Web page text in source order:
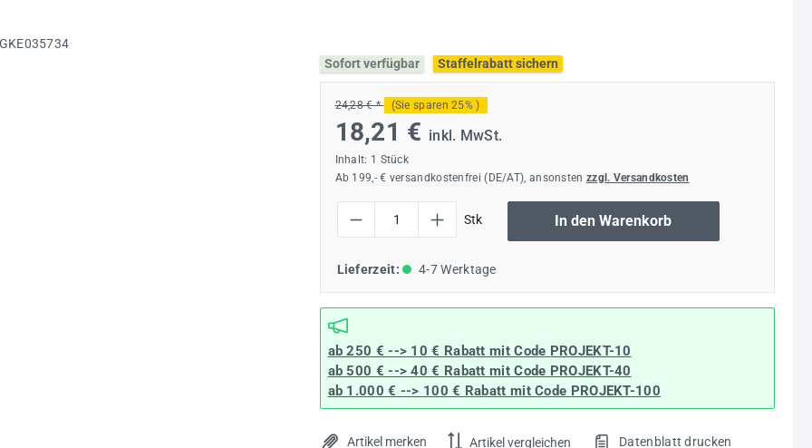
Sofort verfügbar
Staffelrabatt sichern
24,28 € * (Sie sparen 25% )
18,21 € inkl. MwSt.
Inhalt: 1 Stück
Ab 199,- € versandkostenfrei (DE/AT), ansonsten zzgl. Versandkosten
Stk In den Warenkorb
Lieferzeit: 4-7 Werktage
ab 250 € --> 10 € Rabatt mit Code PROJEKT-10
ab 500 € --> 40 € Rabattmit Code PROJEKT-40
ab 1.000 € --> 100 € Rabatt mit Code PROJEKT-100
Artikel merken Artikel vergleichen Datenblatt drucken